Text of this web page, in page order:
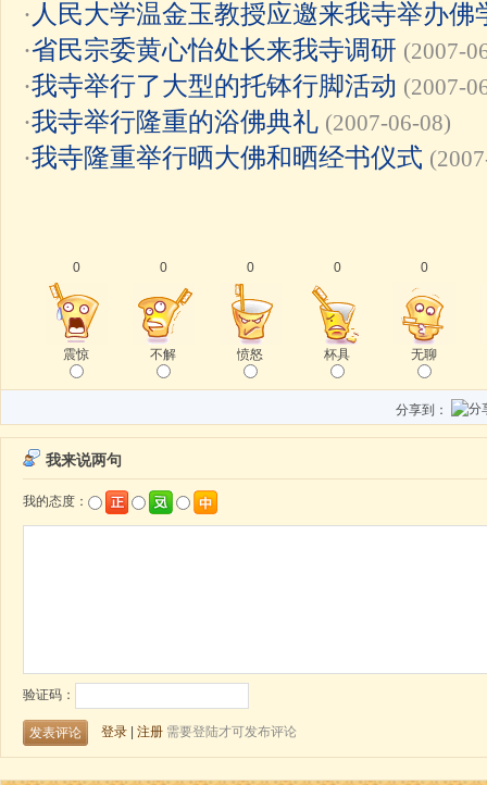
· 人民大学温金玉教授应邀来我寺举办佛
·省民宗委黄心怡处长来我寺调研 (2007-
·我寺举行了大型的托钵行脚活动 (2007-
·我寺举行隆重的浴佛典礼 (2007-06-08)
·我寺隆重举行晒大佛和晒经书仪式
0
震惊
0
不解
0
愤怒
0
杯具
0
无聊
分享到：